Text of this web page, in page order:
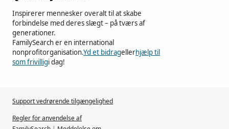
Inspirerer mennesker overalt til at skabe
forbindelse med deres slægt – på tværs af
generationer.
FamilySearch er en international
nonprofitorganisation.Yd et bidragellerhjælp til
som frivilligi dag!
Support vedrørende tilgængelighed
Regler for anvendelse af